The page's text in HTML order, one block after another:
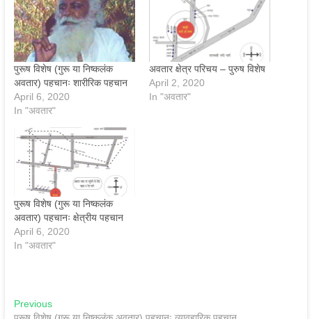
पुरूष विशेष (गुरू या निष्कलंक
अवतार) पहचानः शारीरिक पहचान
April 6, 2020
In "अवतार"
अवतार क्षेत्र परिचय – पुरुष विशेष
April 2, 2020
In "अवतार"
पुरूष विशेष (गुरू या निष्कलंक
अवतार) पहचानः क्षेत्रीय पहचान
April 6, 2020
In "अवतार"
Post
PreviousPrevious
post: